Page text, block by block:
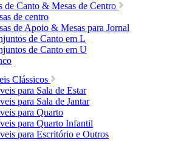
de Canto & Mesas de Centro
de centro
de Apoio & Mesas para Jornal
de Canto em L
de Canto em U
Clássicos
para Sala de Estar
para Sala de Jantar
para Quarto
para Quarto Infantil
para Escritório e Outros